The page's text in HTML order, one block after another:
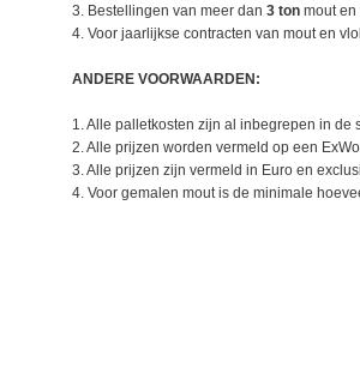
3. Bestellingen van meer dan 3 ton mout
4. Voor jaarlijkse contracten van mout en
ANDERE VOORWAARDEN:
1. Alle palletkosten zijn al inbegrepen in
2. Alle prijzen worden vermeld op een
3. Alle prijzen zijn vermeld in Euro en
4. Voor gemalen mout is de minimale